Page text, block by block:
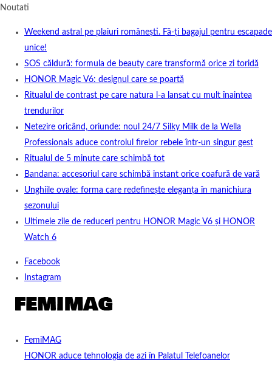
Noutati
Weekend astral pe plaiuri românești. Fă-ți bagajul pentru escapade
unice!
SOS căldură: formula de beauty care transformă orice zi toridă
HONOR Magic V6: designul care se poartă
Ritualul de contrast pe care natura l-a lansat cu mult înaintea
trendurilor
Netezire oricând, oriunde: noul 24/7 Silky Milk de la Wella
Professionals aduce controlul firelor rebele într-un singur gest
Ritualul de 5 minute care schimbă tot
Bandana: accesoriul care schimbă instant orice coafură de vară
Unghiile ovale: forma care redefinește eleganța în manichiura
sezonului
Ultimele zile de reduceri pentru HONOR Magic V6 și HONOR
Watch 6
Facebook
Instagram
FemiMAG
HONOR aduce tehnologia de azi în Palatul Telefoanelor